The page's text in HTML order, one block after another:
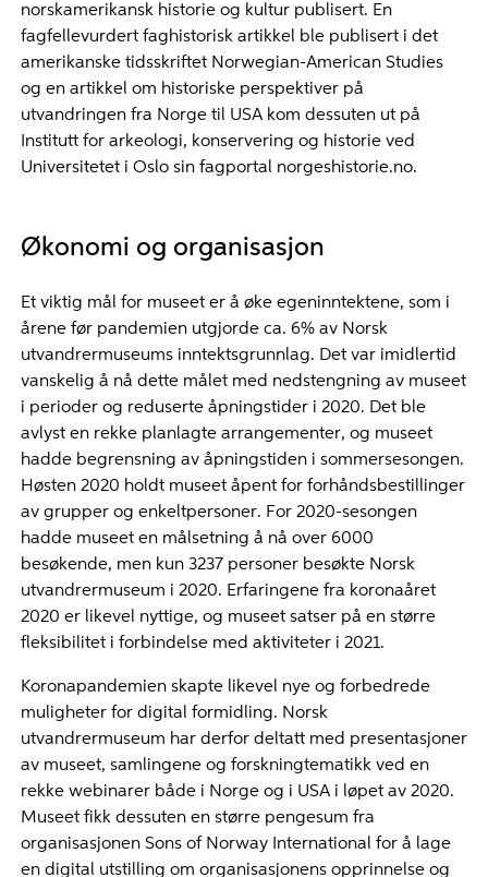
norskamerikansk historie og kultur publisert. En
fagfellevurdert faghistorisk artikkel ble publisert i det
amerikanske tidsskriftet Norwegian-American Studies
og en artikkel om historiske perspektiver på
utvandringen fra Norge til USA kom dessuten ut på
Institutt for arkeologi, konservering og historie ved
Universitetet i Oslo sin fagportal norgeshistorie.no.
Økonomi og organisasjon
Et viktig mål for museet er å øke egeninntektene, som i
årene før pandemien utgjorde ca. 6% av Norsk
utvandrermuseums inntektsgrunnlag. Det var imidlertid
vanskelig å nå dette målet med nedstengning av museet
i perioder og reduserte åpningstider i 2020. Det ble
avlyst en rekke planlagte arrangementer, og museet
hadde begrensning av åpningstiden i sommersesongen.
Høsten 2020 holdt museet åpent for forhåndsbestillinger
av grupper og enkeltpersoner. For 2020-sesongen
hadde museet en målsetning å nå over 6000
besøkende, men kun 3237 personer besøkte Norsk
utvandrermuseum i 2020. Erfaringene fra koronaåret
2020 er likevel nyttige, og museet satser på en større
fleksibilitet i forbindelse med aktiviteter i 2021.
Koronapandemien skapte likevel nye og forbedrede
muligheter for digital formidling. Norsk
utvandrermuseum har derfor deltatt med presentasjoner
av museet, samlingene og forskningtematikk ved en
rekke webinarer både i Norge og i USA i løpet av 2020.
Museet fikk dessuten en større pengesum fra
organisasjonen Sons of Norway International for å lage
en digital utstilling om organisasjonens opprinnelse og